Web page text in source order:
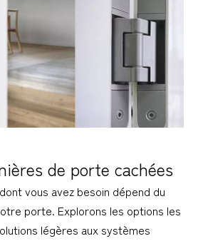
de porte cachées
vous avez besoin dépend du
porte. Explorons les options les
légères aux systèmes